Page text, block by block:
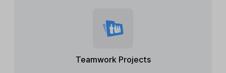
Teamwork Projects